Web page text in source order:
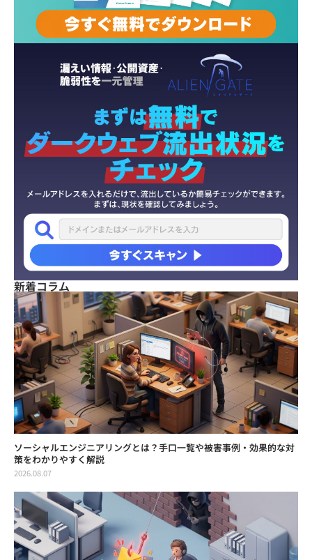
新着コラム
ソーシャルエンジニアリングとは？手口一覧や被害事例・効果的な対
策をわかりやすく解説
2026.08.07